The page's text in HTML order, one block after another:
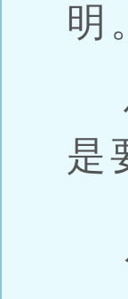
明
是